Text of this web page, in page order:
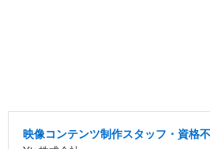
映像コンテンツ制作スタッフ・資格